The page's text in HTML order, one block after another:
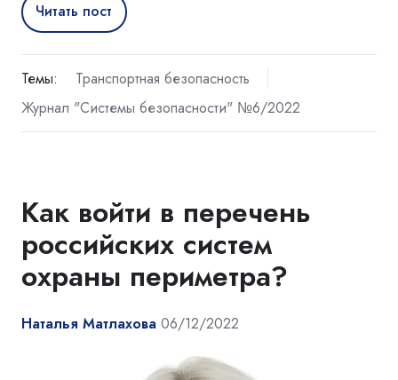
Читать пост
Темы:
Транспортная безопасность
Журнал "Системы безопасности" №6/2022
Как войти в перечень
российских систем
охраны периметра?
Наталья Матлахова 06/12/2022